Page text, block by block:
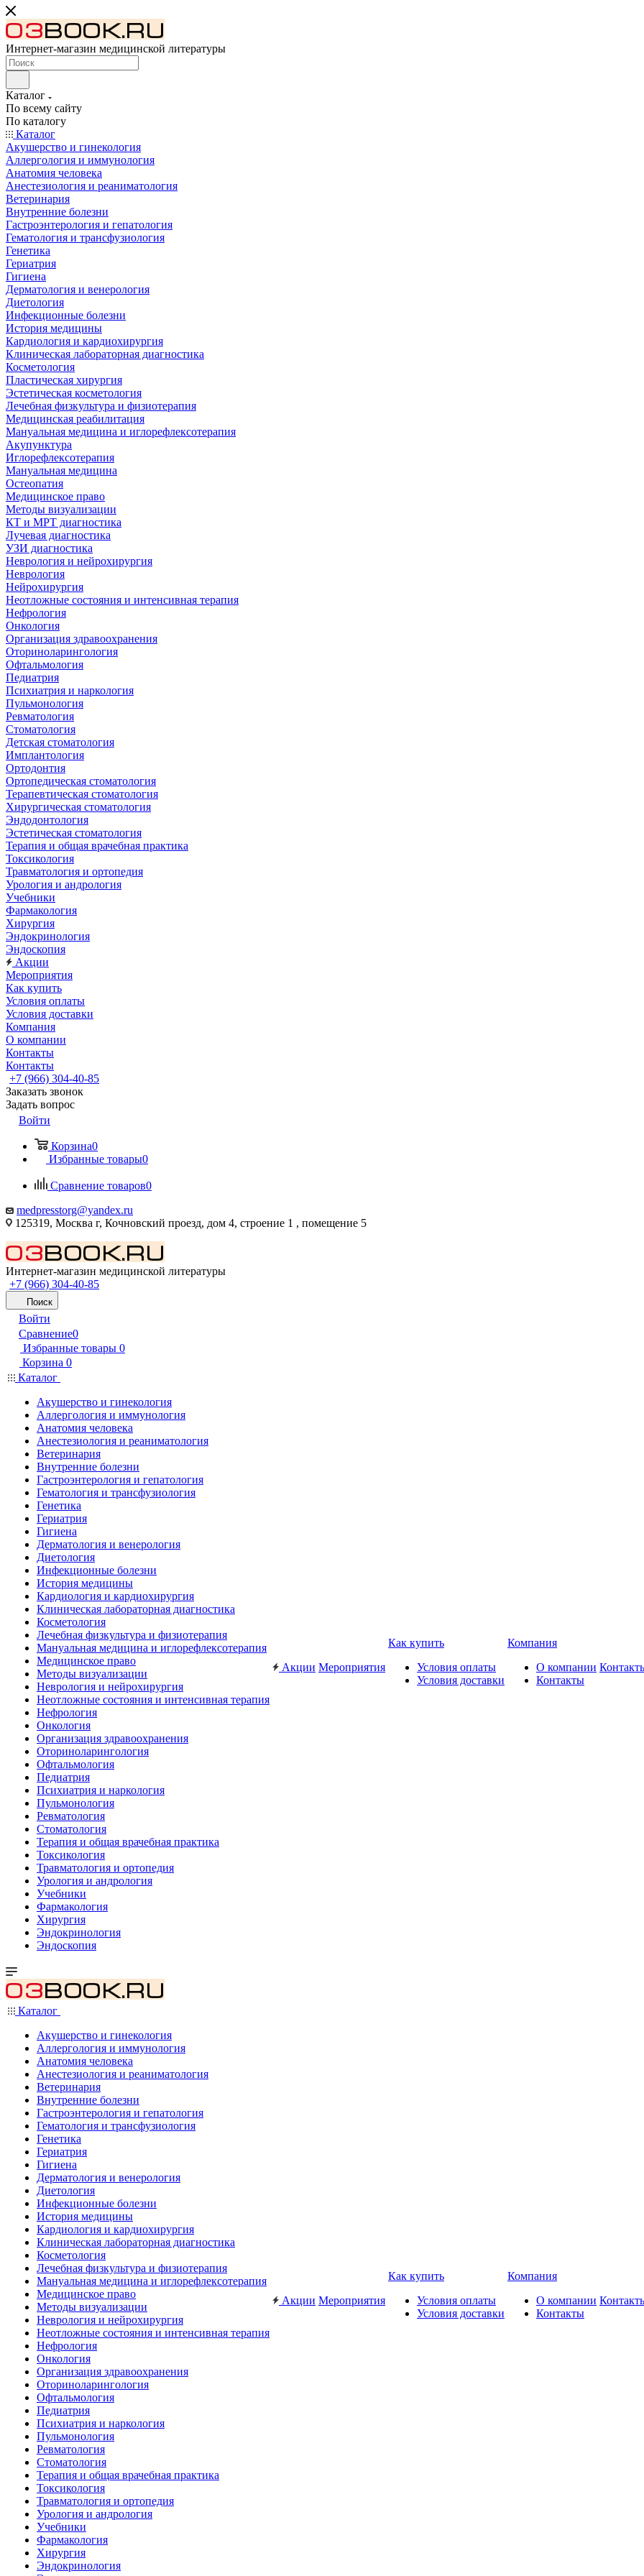
Интернет-магазин медицинской литературы
Каталог
По всему сайту
По каталогу
Каталог
Акушерство и гинекология
Аллергология и иммунология
Анатомия человека
Анестезиология и реаниматология
Ветеринария
Внутренние болезни
Гастроэнтерология и гепатология
Гематология и трансфузиология
Генетика
Гериатрия
Гигиена
Дерматология и венерология
Диетология
Инфекционные болезни
История медицины
Кардиология и кардиохирургия
Клиническая лабораторная диагностика
Косметология
Пластическая хирургия
Эстетическая косметология
Лечебная физкультура и физиотерапия
Медицинская реабилитация
Мануальная медицина и иглорефлексотерапия
Акупунктура
Иглорефлексотерапия
Мануальная медицина
Остеопатия
Медицинское право
Методы визуализации
КТ и МРТ диагностика
Лучевая диагностика
УЗИ диагностика
Неврология и нейрохирургия
Неврология
Нейрохирургия
Неотложные состояния и интенсивная терапия
Нефрология
Онкология
Организация здравоохранения
Оториноларингология
Офтальмология
Педиатрия
Психиатрия и наркология
Пульмонология
Ревматология
Стоматология
Детская стоматология
Имплантология
Ортодонтия
Ортопедическая стоматология
Терапевтическая стоматология
Хирургическая стоматология
Эндодонтология
Эстетическая стоматология
Терапия и общая врачебная практика
Токсикология
Травматология и ортопедия
Урология и андрология
Учебники
Фармакология
Хирургия
Эндокринология
Эндоскопия
Акции
Мероприятия
Как купить
Условия оплаты
Условия доставки
Компания
О компании
Контакты
Контакты
+7 (966) 304-40-85
Заказать звонок
Задать вопрос
Войти
Корзина0
Избранные товары0
Сравнение товаров0
medpresstorg@yandex.ru
125319, Москва г, Кочновский проезд, дом 4, строение 1 , помещение 5
Интернет-магазин медицинской литературы
+7 (966) 304-40-85
Поиск
Войти
Сравнение0
Избранные товары 0
Корзина 0
Каталог
Акушерство и гинекология
Аллергология и иммунология
Анатомия человека
Анестезиология и реаниматология
Ветеринария
Внутренние болезни
Гастроэнтерология и гепатология
Гематология и трансфузиология
Генетика
Гериатрия
Гигиена
Дерматология и венерология
Диетология
Инфекционные болезни
История медицины
Кардиология и кардиохирургия
Клиническая лабораторная диагностика
Косметология
Лечебная физкультура и физиотерапия
Мануальная медицина и иглорефлексотерапия
Медицинское право
Методы визуализации
Неврология и нейрохирургия
Неотложные состояния и интенсивная терапия
Нефрология
Онкология
Организация здравоохранения
Оториноларингология
Офтальмология
Педиатрия
Психиатрия и наркология
Пульмонология
Ревматология
Стоматология
Терапия и общая врачебная практика
Токсикология
Травматология и ортопедия
Урология и андрология
Учебники
Фармакология
Хирургия
Эндокринология
Эндоскопия
Акции Мероприятия
Как купить
Условия оплаты
Условия доставки
Компания
О компании
Контакты
Каталог
Акушерство и гинекология
Аллергология и иммунология
Анатомия человека
Анестезиология и реаниматология
Ветеринария
Внутренние болезни
Гастроэнтерология и гепатология
Гематология и трансфузиология
Генетика
Гериатрия
Гигиена
Дерматология и венерология
Диетология
Инфекционные болезни
История медицины
Кардиология и кардиохирургия
Клиническая лабораторная диагностика
Косметология
Лечебная физкультура и физиотерапия
Мануальная медицина и иглорефлексотерапия
Медицинское право
Методы визуализации
Неврология и нейрохирургия
Неотложные состояния и интенсивная терапия
Нефрология
Онкология
Организация здравоохранения
Оториноларингология
Офтальмология
Педиатрия
Психиатрия и наркология
Пульмонология
Ревматология
Стоматология
Терапия и общая врачебная практика
Токсикология
Травматология и ортопедия
Урология и андрология
Учебники
Фармакология
Хирургия
Эндокринология
Акции Мероприятия
Как купить
Условия оплаты
Условия доставки
Компания
О компании
Контакты